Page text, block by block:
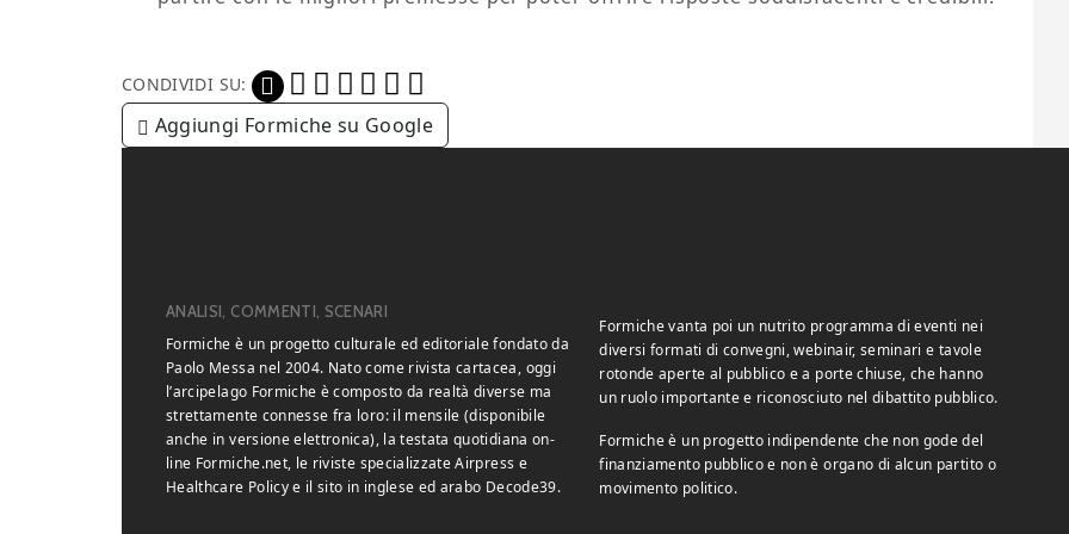
CONDIVIDI SU:
Aggiungi Formiche su Google
ANALISI, COMMENTI, SCENARI
Formiche è un progetto culturale ed editoriale fondato da
Paolo Messa nel 2004. Nato come rivista cartacea, oggi
l’arcipelago Formiche è composto da realtà diverse ma
strettamente connesse fra loro: il mensile (disponibile
anche in versione elettronica), la testata quotidiana on-
line Formiche.net, le riviste specializzate Airpress e
Healthcare Policy e il sito in inglese ed arabo Decode39.
Formiche vanta poi un nutrito programma di eventi nei
diversi formati di convegni, webinair, seminari e tavole
rotonde aperte al pubblico e a porte chiuse, che hanno
un ruolo importante e riconosciuto nel dibattito pubblico.
Formiche è un progetto indipendente che non gode del
finanziamento pubblico e non è organo di alcun partito o
movimento politico.